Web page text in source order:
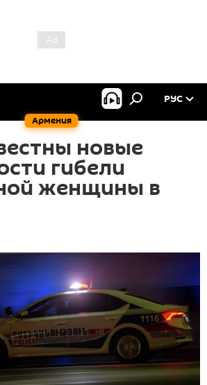
Армения
РУС
новые
гибели
женщины в